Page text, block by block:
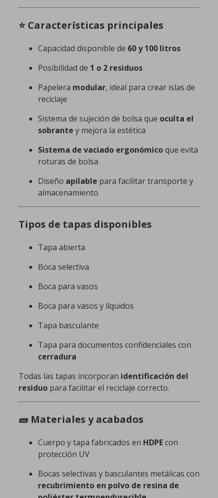
⭐ Características principales
Capacidad disponible de 60 y 100 litros
Posibilidad de 1 o 2 residuos
Papelera modular, ideal para crear islas de
reciclaje
Sistema de sujeción de bolsa que oculta el
sobrante y mejora la estética
Sistema de vaciado ergonómicoque evita
roturas de bolsa
Diseño apilable para facilitar transporte y
almacenamiento
Tipos de tapas disponibles
Tapa abierta
Boca selectiva
Boca para vasos
Boca para vasos y líquidos
Tapa basculante
Tapa para documentos confidenciales con
cerradura
Todas las tapas incorporan identificación del
residuo para facilitar el reciclaje correcto.
🧱 Materiales y acabados
Cuerpo y tapa fabricados en HDPEcon
protección UV
Bocas selectivas y basculantes metálicas con
recubrimiento en polvo de resina de